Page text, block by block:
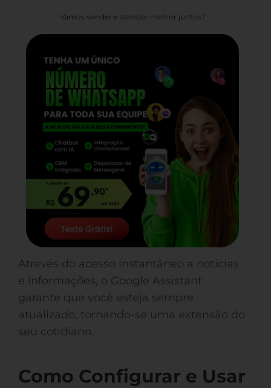
Vamos vender e atender melhor juntos?
Através do acesso instantâneo a notícias
e informações, o Google Assistant
garante que você esteja sempre
atualizado, tornando-se uma extensão do
seu cotidiano.
Como Configurar e Usar